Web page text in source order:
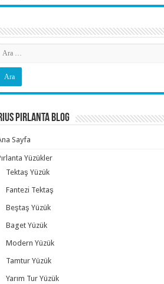
Pırlanta Blog
Sayfa
Yüzükler
Tektaş Yüzük
Fantezi Tektaş
Beştaş Yüzük
Baget Yüzük
Modern Yüzük
Tamtur Yüzük
Yarım Tur Yüzük